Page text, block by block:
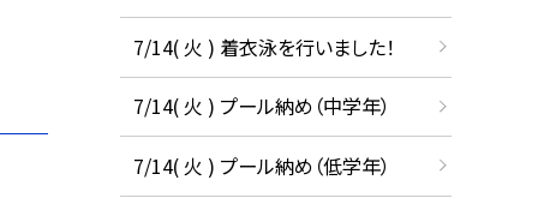
7/14( 火 ) 着衣泳を行いました！
7/14( 火 ) プール納め（中学年）
7/14( 火 ) プール納め（低学年）